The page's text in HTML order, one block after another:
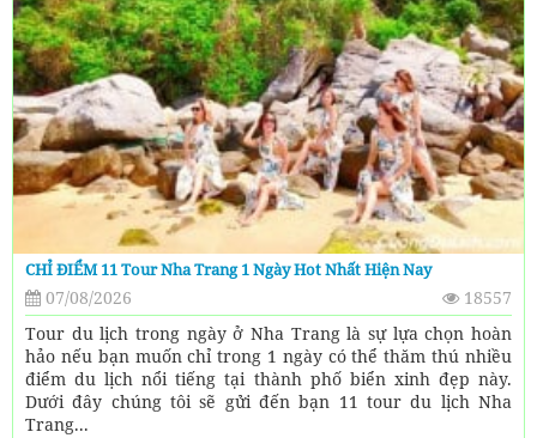
CHỈ ĐIỂM 11 Tour Nha Trang 1 Ngày Hot Nhất Hiện Nay
07/08/2026
18557
Tour du lịch trong ngày ở Nha Trang là sự lựa chọn hoàn
hảo nếu bạn muốn chỉ trong 1 ngày có thể thăm thú nhiều
điểm du lịch nổi tiếng tại thành phố biển xinh đẹp này.
Dưới đây chúng tôi sẽ gửi đến bạn 11 tour du lịch Nha
Trang...